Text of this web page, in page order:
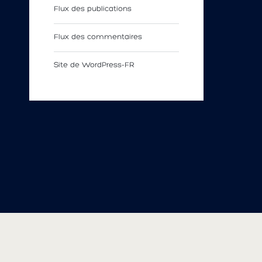
Flux des publications
Flux des commentaires
Site de WordPress-FR